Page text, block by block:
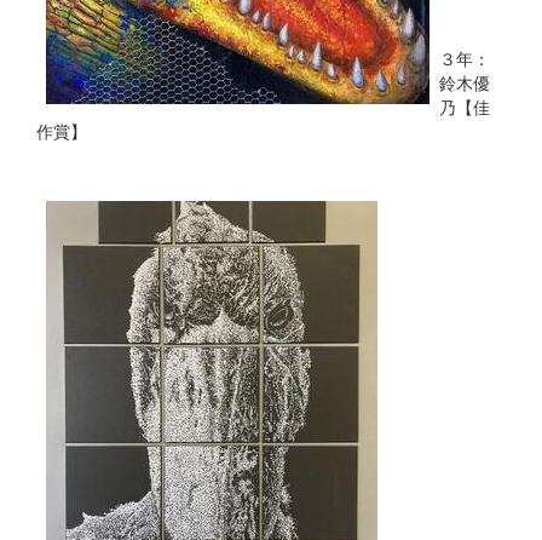
３年：
鈴木優
乃【佳
作賞】